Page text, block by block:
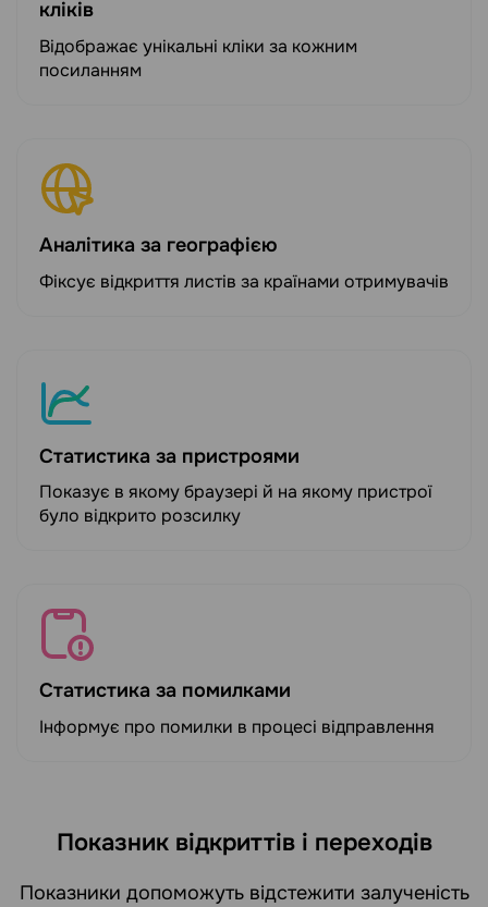
кліків
Відображає унікальні кліки за кожним
посиланням
Аналітика за географією
Фіксує відкриття листів за країнами отримувачів
Статистика за пристроями
Показує в якому браузері й на якому пристрої
було відкрито розсилку
Статистика за помилками
Інформує про помилки в процесі відправлення
Показник відкриттів і переходів
Показники допоможуть відстежити залученість